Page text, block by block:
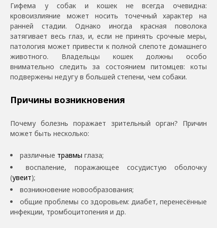
Гифема у собак и кошек не всегда очевидна:
кровоизлияние может носить точечный характер на
ранней стадии. Однако иногда красная поволока
затягивает весь глаз, и, если не принять срочные меры,
патология может привести к полной слепоте домашнего
животного. Владельцы кошек должны особо
внимательно следить за состоянием питомцев: коты
подвержены недугу в большей степени, чем собаки.
Причины возникновения
Почему болезнь поражает зрительный орган? Причин
может быть несколько:
различные травмы глаза;
воспаление, поражающее сосудистую оболочку
(увеит);
возникновение новообразования;
общие проблемы со здоровьем: диабет, перенесённые
инфекции, тромбоцитопения и др.